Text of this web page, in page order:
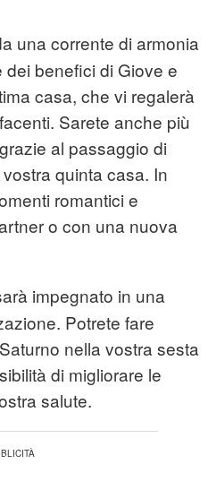
una corrente di armonia
benefici di Giove e
casa, che vi regalerà
Sarete anche più
al passaggio di
quinta casa. In
romantici e
o con una nuova
impegnato in una
Potrete fare
nella vostra sesta
di migliorare le
salute.